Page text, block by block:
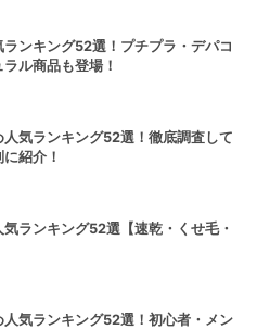
ンキング52選！プチプラ・デパコ
ル商品も登場！
気ランキング52選！徹底調査して
紹介！
気ランキング52選【速乾・くせ毛・
気ランキング52選！初心者・メン